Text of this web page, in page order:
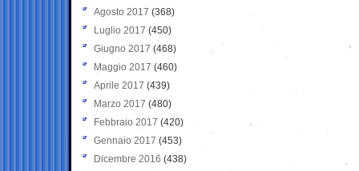
Agosto 2017 (368)
Luglio 2017 (450)
Giugno 2017 (468)
Maggio 2017 (460)
Aprile 2017 (439)
Marzo 2017 (480)
Febbraio 2017 (420)
Gennaio 2017 (453)
Dicembre 2016 (438)